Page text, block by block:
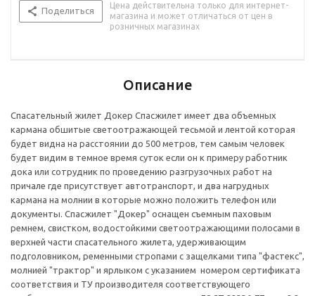
Поделиться
Цена действительна только для интернет-
магазина и может отличаться от цен в
розничных магазинах
Описание
Спасательный жилет Докер Спасжилет имеет два объемных
кармана обшитые светоотражающей тесьмой и лентой которая
будет видна на расстоянии до 500 метров, тем самым человек
будет видим в темное время суток если он к примеру работник
дока или сотрудник по проведению разгрузочных работ на
причале где присутствует автотранспорт, и два нагрудных
кармана на молнии в которые можно положить телефон или
документы. Спасжилет "Докер" оснащен съемным паховым
ремнем, свистком, водостойкими светоотражающими полосами в
верхней части спасательного жилета, удерживающим
подголовником, ременными стропами с защелками типа "фастекс",
молнией "трактор" и ярлыком с указанием номером сертификата
соответствия и ТУ производителя соответствующего